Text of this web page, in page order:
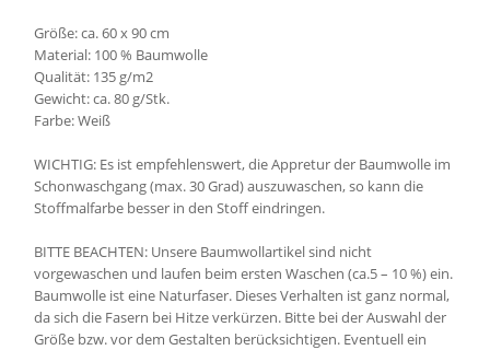
Größe: ca. 60 x 90 cm
Material: 100 % Baumwolle
Qualität: 135 g/m2
Gewicht: ca. 80 g/Stk.
Farbe: Weiß
WICHTIG: Es ist empfehlenswert, die Appretur der Baumwolle im
Schonwaschgang (max. 30 Grad) auszuwaschen, so kann die
Stoffmalfarbe besser in den Stoff eindringen.
BITTE BEACHTEN: Unsere Baumwollartikel sind nicht
vorgewaschen und laufen beim ersten Waschen (ca.5 – 10 %) ein.
Baumwolle ist eine Naturfaser. Dieses Verhalten ist ganz normal,
da sich die Fasern bei Hitze verkürzen. Bitte bei der Auswahl der
Größe bzw. vor dem Gestalten berücksichtigen. Eventuell ein